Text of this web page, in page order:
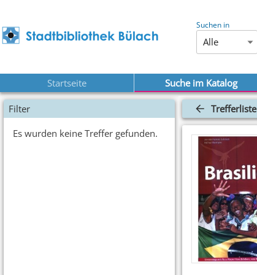
Suchen in
Alle
Startseite Suche im Katalog
Filter
Es wurden keine Treffer gefunden.
Trefferliste